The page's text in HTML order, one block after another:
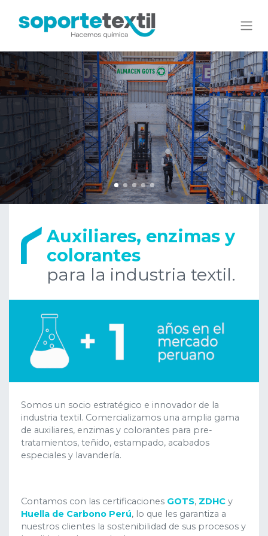
Auxiliares, enzimas y
colorantes
para la industria textil.
Somos un socio estratégico e innovador de la
industria textil. Comercializamos una amplia gama
de auxiliares, enzimas y colorantes para pre-
tratamientos, teñido, estampado, acabados
especiales y lavandería.
Contamos con las certificaciones GOTS, ZDHC y
Huella de Carbono Perú, lo que les garantiza a
nuestros clientes la sostenibilidad de sus procesos y